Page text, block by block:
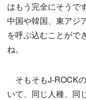
はもう完全にそうで
中国や韓国、東アジ
を呼ぶ込むことがで
ね。
そもそもJ-ROCK
いて、同じ人種、同